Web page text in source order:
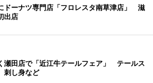
ドーナツ専門店「フロレスタ南草津店」 滋
出店
瀬田店で「近江牛テールフェア」 テールス
刺し身など